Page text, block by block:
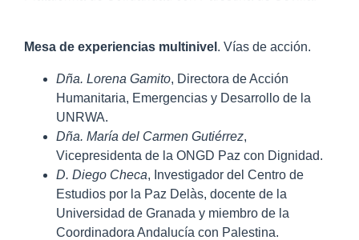
Mesa de experiencias multinivel . Vías de acción.
Dña. Lorena Gamito, Directora de Acción
Humanitaria, Emergencias y Desarrollo de la
UNRWA.
Dña. María del Carmen Gutiérrez,
Vicepresidenta de la ONGD Paz con Dignidad.
D. Diego Checa, Investigador del Centro de
Estudios por la Paz Delàs, docente de la
Universidad de Granada y miembro de la
Coordinadora Andalucía con Palestina.